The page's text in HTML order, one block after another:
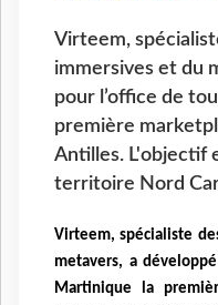
Virteem,
immersives et du
pour l’office de
première
Antilles. L'objectif
territoire Nord
Virteem, spécialiste
metavers, a
Martinique la